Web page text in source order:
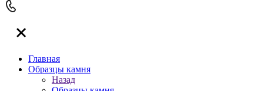
Главная
Образцы камня
Назад